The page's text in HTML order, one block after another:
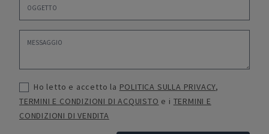
Ho letto e accetto la POLITICA SULLA PRIVACY,
TERMINI E CONDIZIONI DI ACQUISTO e i TERMINI E
CONDIZIONI DI VENDITA